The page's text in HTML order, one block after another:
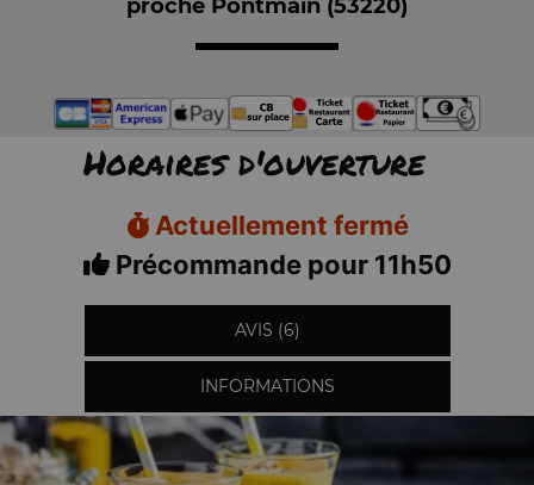
proche Pontmain (53220)
Horaires d'ouverture
Actuellement fermé
Précommande pour 11h50
AVIS (6)
INFORMATIONS